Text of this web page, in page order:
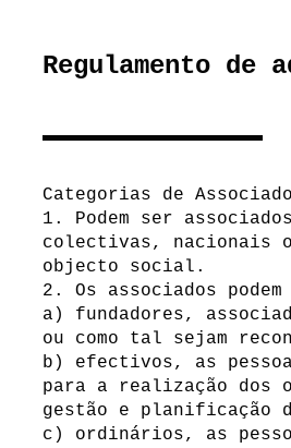
Regulamento de
Categorias de
1. Podem ser
colectivas, nacionais
objecto social.
2. Os associados
a) fundadores,
ou como tal sejam
b) efectivos, as
para a realização dos
gestão e planificação
c) ordinários, as